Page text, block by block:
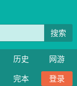
搜索
历史
网游
完本 登录